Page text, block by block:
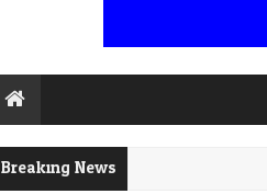
Breaking News